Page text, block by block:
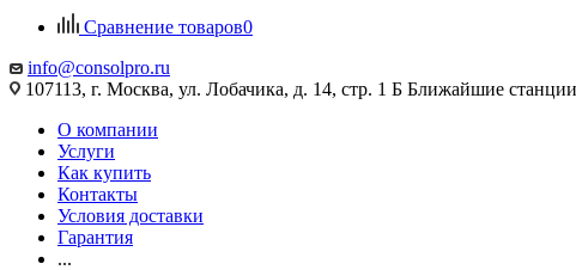
Сравнение товаров0
info@consolpro.ru
107113, г. Москва, ул. Лобачика, д. 14, стр. 1 Б Ближайшие
О компании
Услуги
Как купить
Контакты
Условия доставки
Гарантия
...